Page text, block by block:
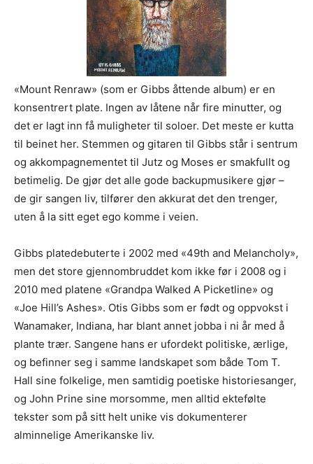
«Mount Renraw» (som er Gibbs åttende album) er en
konsentrert plate. Ingen av låtene når fire minutter, og
det er lagt inn få muligheter til soloer. Det meste er kutta
til beinet her. Stemmen og gitaren til Gibbs står i sentrum
og akkompagnementet til Jutz og Moses er smakfullt og
betimelig. De gjør det alle gode backupmusikere gjør –
de gir sangen liv, tilfører den akkurat det den trenger,
uten å la sitt eget ego komme i veien.
Gibbs platedebuterte i 2002 med «49th and Melancholy»,
men det store gjennombruddet kom ikke før i 2008 og i
2010 med platene «Grandpa Walked A Picketline» og
«Joe Hill’s Ashes». Otis Gibbs som er født og oppvokst i
Wanamaker, Indiana, har blant annet jobba i ni år med å
plante trær. Sangene hans er ufordekt politiske, ærlige,
og befinner seg i samme landskapet som både Tom T.
Hall sine folkelige, men samtidig poetiske historiesanger,
og John Prine sine morsomme, men alltid ektefølte
tekster som på sitt helt unike vis dokumenterer
alminnelige Amerikanske liv.